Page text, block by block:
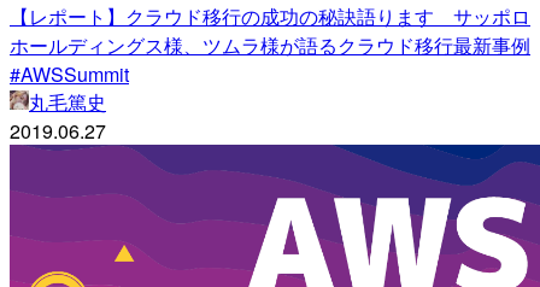
【レポート】クラウド移行の成功の秘訣語ります サッポロ
ホールディングス様、ツムラ様が語るクラウド移行最新事例
#AWSSummit
丸毛篤史
2019.06.27